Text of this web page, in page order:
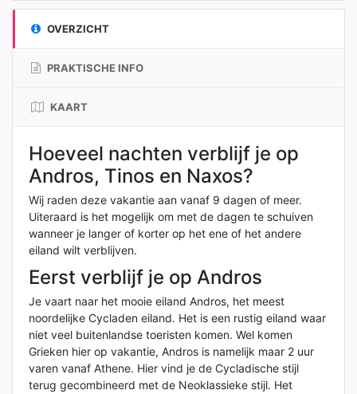
OVERZICHT
PRAKTISCHE INFO
KAART
Hoeveel nachten verblijf je op
Andros, Tinos en Naxos?
Wij raden deze vakantie aan vanaf 9 dagen of meer.
Uiteraard is het mogelijk om met de dagen te schuiven
wanneer je langer of korter op het ene of het andere
eiland wilt verblijven.
Eerst verblijf je op Andros
Je vaart naar het mooie eiland Andros, het meest
noordelijke Cycladen eiland. Het is een rustig eiland waar
niet veel buitenlandse toeristen komen. Wel komen
Grieken hier op vakantie, Andros is namelijk maar 2 uur
varen vanaf Athene. Hier vind je de Cycladische stijl
terug gecombineerd met de Neoklassieke stijl. Het